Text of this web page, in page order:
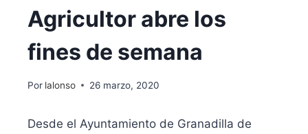
Agricultor abre los
fines de semana
Por lalonso 26 marzo, 2020
Desde el Ayuntamiento de Granadilla de